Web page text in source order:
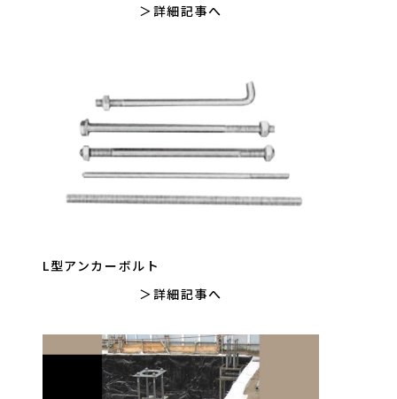
詳細記事へ
L型アンカーボルト
詳細記事へ